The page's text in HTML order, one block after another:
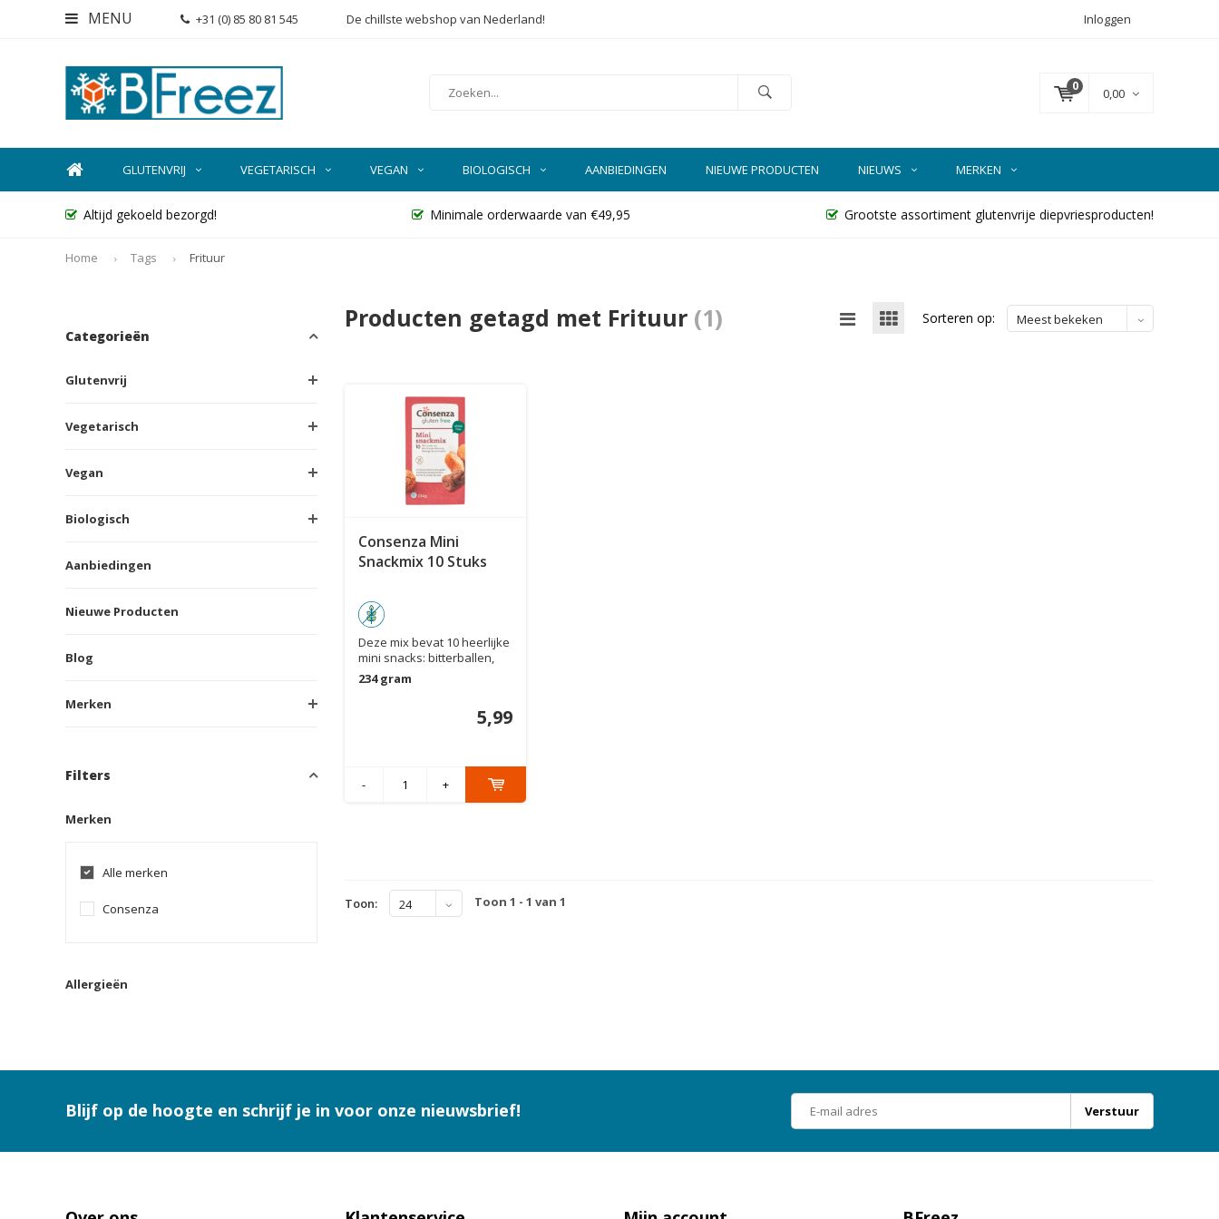
MENU +31 (0) 85 80 81 545 De chillste webshop van Nederland! Inloggen
0 0,00
GLUTENVRIJ VEGETARISCH VEGAN BIOLOGISCH AANBIEDINGEN NIEUWE PRODUCTEN NIEUWS MERKEN
Altijd gekoeld bezorgd! Minimale orderwaarde van €49,95 Grootste assortiment glutenvrije diepvriesproducten!
Home Tags Frituur
Categorieën
Glutenvrij
Vegetarisch
Vegan
Biologisch
Aanbiedingen
Nieuwe Producten
Blog
Merken
Filters
Merken
Alle merken
Consenza
Allergieën
Producten getagd met Frituur (1) Sorteren op: Meest bekeken
Consenza Mini
Snackmix 10 Stuks
Deze mix bevat 10 heerlijke
mini snacks: bitterballen,
frika...
234 gram
5,99
- +
Toon: 24 Toon 1 - 1 van 1
Blijf op de hoogte en schrijf je in voor onze nieuwsbrief! Verstuur